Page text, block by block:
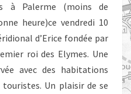
à Palerme (moins de
heure)ce vendredi 10
d’Erice fondée par
roi des Elymes. Une
avec des habitations
Un plaisir de se